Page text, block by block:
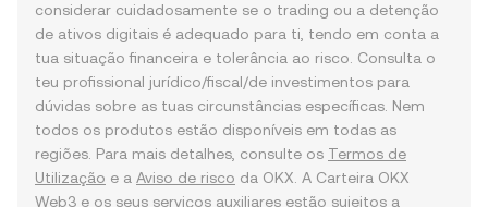
considerar cuidadosamente se o trading ou a detenção
de ativos digitais é adequado para ti, tendo em conta a
tua situação financeira e tolerância ao risco. Consulta o
teu profissional jurídico/fiscal/de investimentos para
dúvidas sobre as tuas circunstâncias específicas. Nem
todos os produtos estão disponíveis em todas as
regiões. Para mais detalhes, consulte os Termos de
Utilização e a Aviso de risco da OKX. A Carteira OKX
Web3 e os seus serviços auxiliares estão sujeitos a